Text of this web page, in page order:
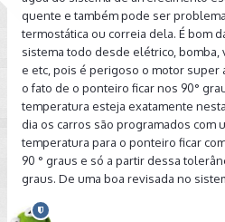
quente e também pode ser
termostática ou correia dela. É bom
sistema todo desde elétrico,
e etc, pois é perigoso o motor super
o fato de o ponteiro ficar nos 90°
temperatura esteja exatamente
dia os carros são programados com
temperatura para o ponteiro ficar
90 ° graus e só a partir dessa
graus. De uma boa revisada no